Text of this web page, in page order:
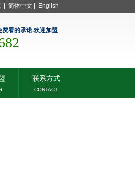
简体中文 English
看的承诺.欢迎加盟
联系方式
CONTACT